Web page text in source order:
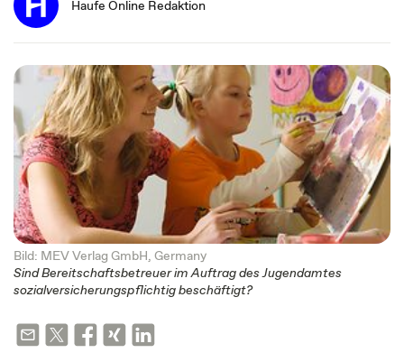
Haufe Online Redaktion
Bild: MEV Verlag GmbH, Germany
Sind Bereitschaftsbetreuer im Auftrag des Jugendamtes
sozialversicherungspflichtig beschäftigt?